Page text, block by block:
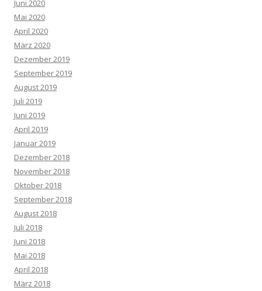
Juni 2020
Mai 2020
April 2020
März 2020
Dezember 2019
September 2019
August 2019
Juli 2019
Juni 2019
April 2019
Januar 2019
Dezember 2018
November 2018
Oktober 2018
September 2018
August 2018
Juli 2018
Juni 2018
Mai 2018
April 2018
März 2018